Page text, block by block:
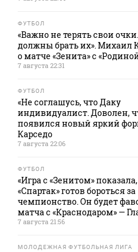
ФУТБОЛ
«Важно не терять свои
должны брать их». Михаил
о матче «Зенита» с
7 августа 22:31
ФУТБОЛ
«Не соглашусь, что Даку
индивидуалист. Доволен,
появился новый яркий
Карседо
7 августа 22:06
ФУТБОЛ
«Игра с «Зенитом»
«Спартак» готов бороться за
чемпионство. Он будет
матча с «Краснодаром» —
7 августа 21:56
МОЛОДЕЖНАЯ ФУТБОЛЬНАЯ ЛИГА